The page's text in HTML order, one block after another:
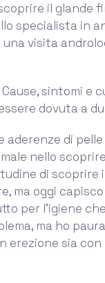
il glande
specialista in
visita
sintomi e
dovuta a
aderenze di
nello
di scoprire
ma oggi
per l'igiene
ma ho
erezione sia